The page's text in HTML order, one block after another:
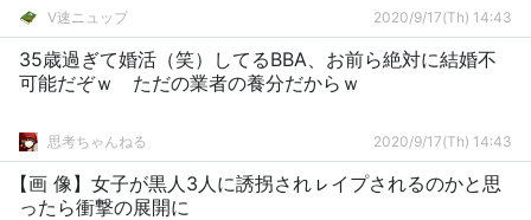
V速ニュップ 2020/9/17(Th) 14:43
35歳過ぎて婚活（笑）してるBBA、お前ら絶対に結婚不
可能だぞｗ ただの業者の養分だからｗ
思考ちゃんねる 2020/9/17(Th) 14:43
【画 像】女子が黒人3人に誘拐されㇾイプされるのかと思
ったら衝撃の展開に